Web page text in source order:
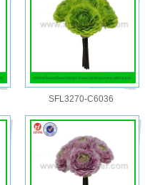
SFL3270-C6036